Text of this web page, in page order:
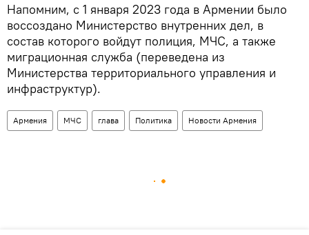
Напомним, с 1 января 2023 года в Армении было
воссоздано Министерство внутренних дел, в
состав которого войдут полиция, МЧС, а также
миграционная служба (переведена из
Министерства территориального управления и
инфраструктур).
Армения МЧС глава Политика Новости Армения